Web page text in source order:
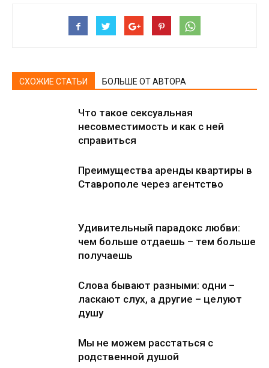
СХОЖИЕ СТАТЬИ БОЛЬШЕ ОТ АВТОРА
Что такое сексуальная
несовместимость и как с ней
справиться
Преимущества аренды квартиры в
Ставрополе через агентство
Удивительный парадокс любви:
чем больше отдаешь – тем больше
получаешь
Слова бывают разными: одни –
ласкают слух, а другие – целуют
душу
Мы не можем расстаться с
родственной душой